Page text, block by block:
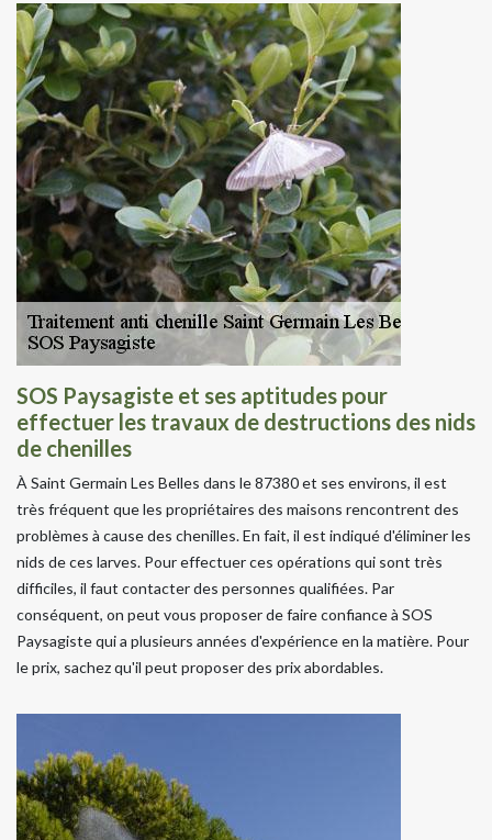
SOS Paysagiste et ses aptitudes pour
effectuer les travaux de destructions des nids
de chenilles
À Saint Germain Les Belles dans le 87380 et ses environs, il est
très fréquent que les propriétaires des maisons rencontrent des
problèmes à cause des chenilles. En fait, il est indiqué d'éliminer les
nids de ces larves. Pour effectuer ces opérations qui sont très
difficiles, il faut contacter des personnes qualifiées. Par
conséquent, on peut vous proposer de faire confiance à SOS
Paysagiste qui a plusieurs années d'expérience en la matière. Pour
le prix, sachez qu'il peut proposer des prix abordables.